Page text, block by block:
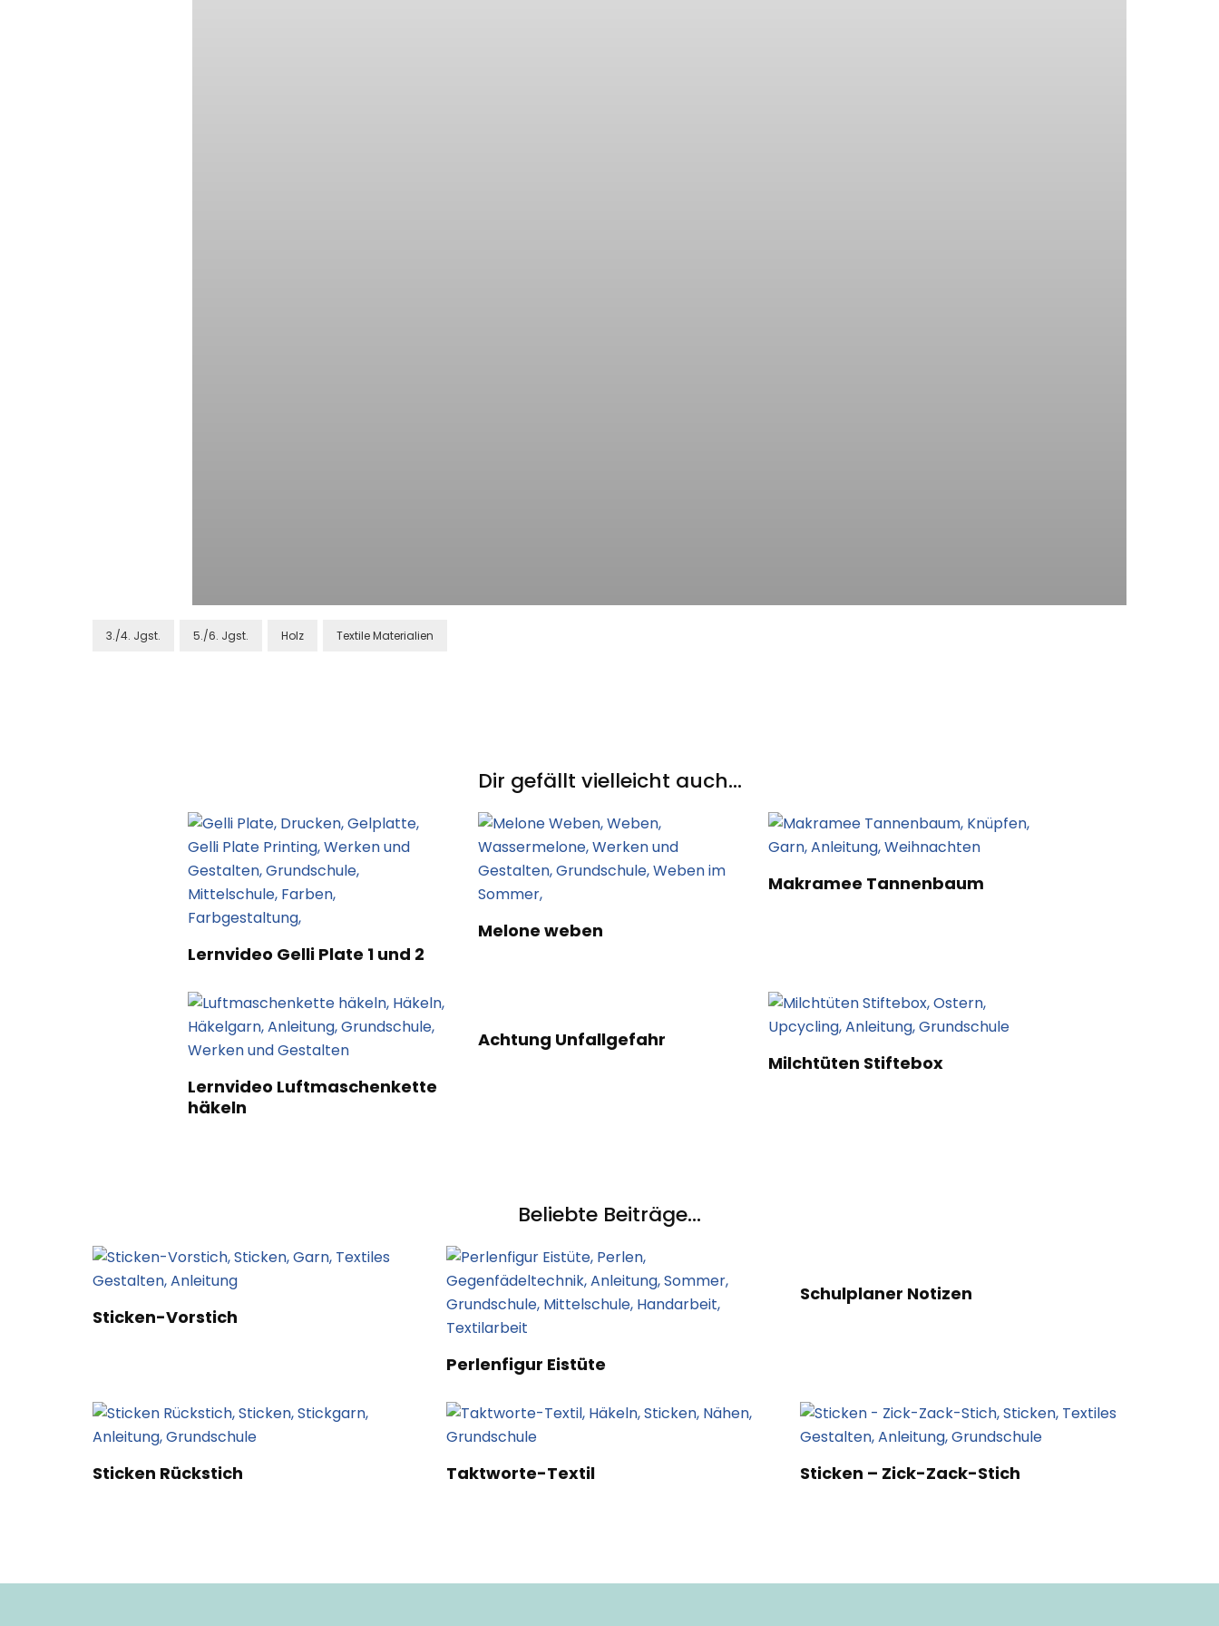
3./4. Jgst. 5./6. Jgst. Holz Textile Materialien
Dir gefällt vielleicht auch...
Lernvideo Gelli Plate 1 und 2
Melone weben
Makramee Tannenbaum
Lernvideo Luftmaschenkette
häkeln
Achtung Unfallgefahr
Milchtüten Stiftebox
Beliebte Beiträge...
Sticken-Vorstich
Perlenfigur Eistüte
Schulplaner Notizen
Sticken Rückstich Taktworte-Textil Sticken – Zick-Zack-Stich